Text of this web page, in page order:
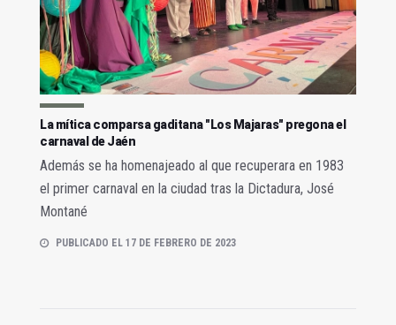
La mítica comparsa gaditana "Los Majaras" pregona el
carnaval de Jaén
Además se ha homenajeado al que recuperara en 1983
el primer carnaval en la ciudad tras la Dictadura, José
Montané
PUBLICADO EL 17 DE FEBRERO DE 2023